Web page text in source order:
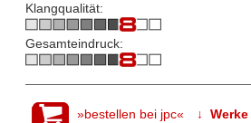
Klangqualität:
Gesamteindruck:
»bestellen bei jpc« ↓